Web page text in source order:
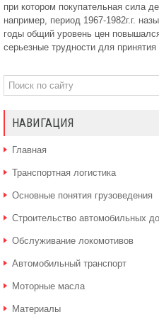
при котором покупательная сила
например, период 1967-1982г.г.
годы общий уровень цен
серьезные трудности для принятия
НАВИГАЦИЯ
Главная
Транспортная логистика
Основные понятия грузоведения
Строительство автомобильных
Обслуживание локомотивов
Автомобильный транспорт
Моторные масла
Материалы